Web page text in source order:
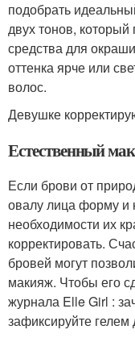
подобрать
двух тонов,
средства для
оттенка ярче или
волос.
Девушке
Естественный
Если брови от
овалу лица форму и
необходимости их
корректировать.
бровей могут
макияж. Чтобы его
журнала Elle Girl :
зафиксируйте гелем